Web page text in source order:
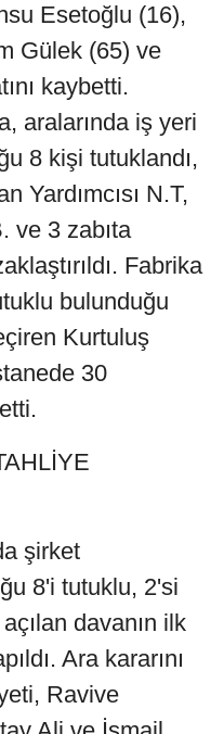
Esetoğlu (16),
Gülek (65) ve
kaybetti.
aralarında iş yeri
8 kişi tutuklandı,
Yardımcısı N.T,
ve 3 zabıta
Fabrika
bulunduğu
Kurtuluş
30
şirket
8'i tutuklu, 2'si
davanın ilk
Ara kararını
Ravive